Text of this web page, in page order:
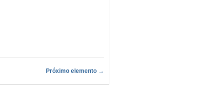
Próximo elemento →